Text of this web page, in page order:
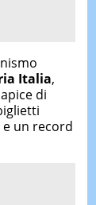
Italia,
di
un record